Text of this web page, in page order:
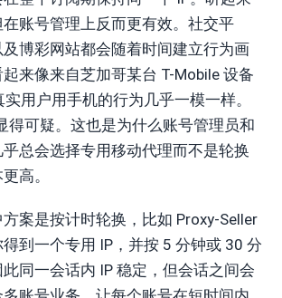
账号管理上反而更有效。社交平
博彩网站都会随着时间建立行为画
来像来自芝加哥某台 T-Mobile 设备
用户用手机的行为几乎一模一样。
得可疑。这也是为什么账号管理员和
总会选择专用移动代理而不是轮换
高。
案是按计时轮换，比如 Proxy-Seller
到一个专用 IP，并按 5 分钟或 30 分
同一会话内 IP 稳定，但会话之间会